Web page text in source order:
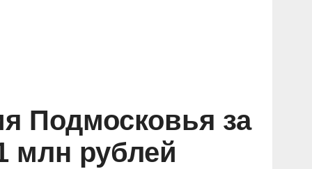
Подмосковья за
млн рублей